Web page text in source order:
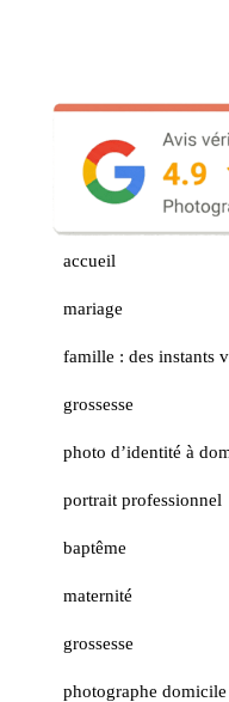
accueil
mariage
famille : des instants
grossesse
photo d’identité à
portrait professionnel
baptême
maternité
grossesse
photographe